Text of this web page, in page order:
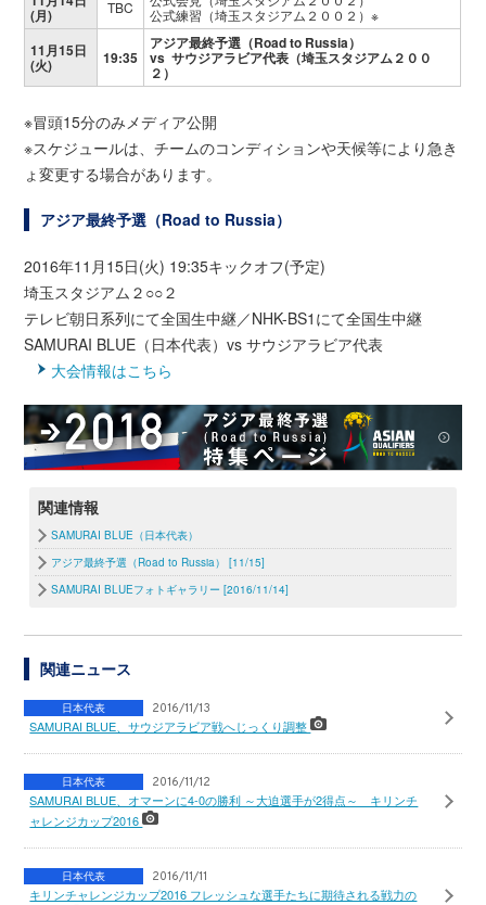
(月) TBC
公式練習（埼玉スタジアム２００２）※
11月15日
(火) 19:35
アジア最終予選（Road to Russia）
vs サウジアラビア代表（埼玉スタジアム２００
２）
※冒頭15分のみメディア公開
※スケジュールは、チームのコンディションや天候等により急き
ょ変更する場合があります。
アジア最終予選（Road to Russia）
2016年11月15日(火) 19:35キックオフ(予定)
埼玉スタジアム２○○２
テレビ朝日系列にて全国生中継／NHK-BS1にて全国生中継
SAMURAI BLUE（日本代表）vs サウジアラビア代表
大会情報はこちら
関連情報
SAMURAI BLUE（日本代表）
アジア最終予選（Road to Russia） [11/15]
SAMURAI BLUEフォトギャラリー [2016/11/14]
関連ニュース
日本代表 2016/11/13
SAMURAI BLUE、サウジアラビア戦へじっくり調整
日本代表 2016/11/12
SAMURAI BLUE、オマーンに4-0の勝利 ～大迫選手が2得点～ キリンチ
ャレンジカップ2016
日本代表 2016/11/11
キリンチャレンジカップ2016 フレッシュな選手たちに期待される戦力の